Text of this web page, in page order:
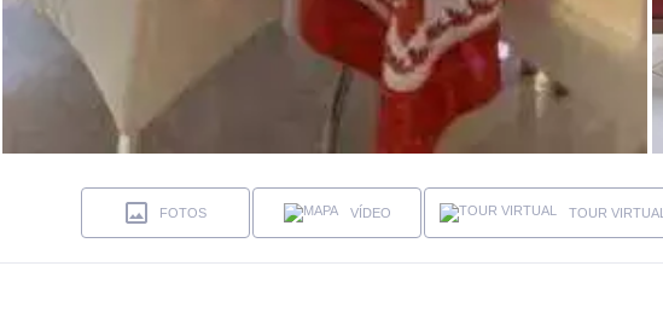
FOTOS VÍDEO TOUR VIRTUAL